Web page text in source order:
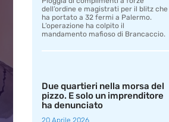
dell’ordine e magistrati per il blitz che
ha portato a 32 fermi a Palermo.
L’operazione ha colpito il
mandamento mafioso di Brancaccio.
Due quartieri nella morsa del
pizzo. E solo un imprenditore
ha denunciato
20 Aprile 2026